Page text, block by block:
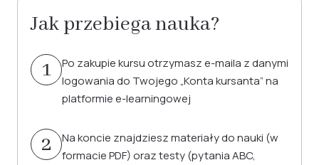
Jak przebiega nauka?
1
Po zakupie kursu otrzymasz e-maila z danymi
logowania do Twojego „Konta kursanta” na
platformie e-learningowej
2
Na koncie znajdziesz materiały do nauki (w
formacie PDF) oraz testy (pytania ABC,